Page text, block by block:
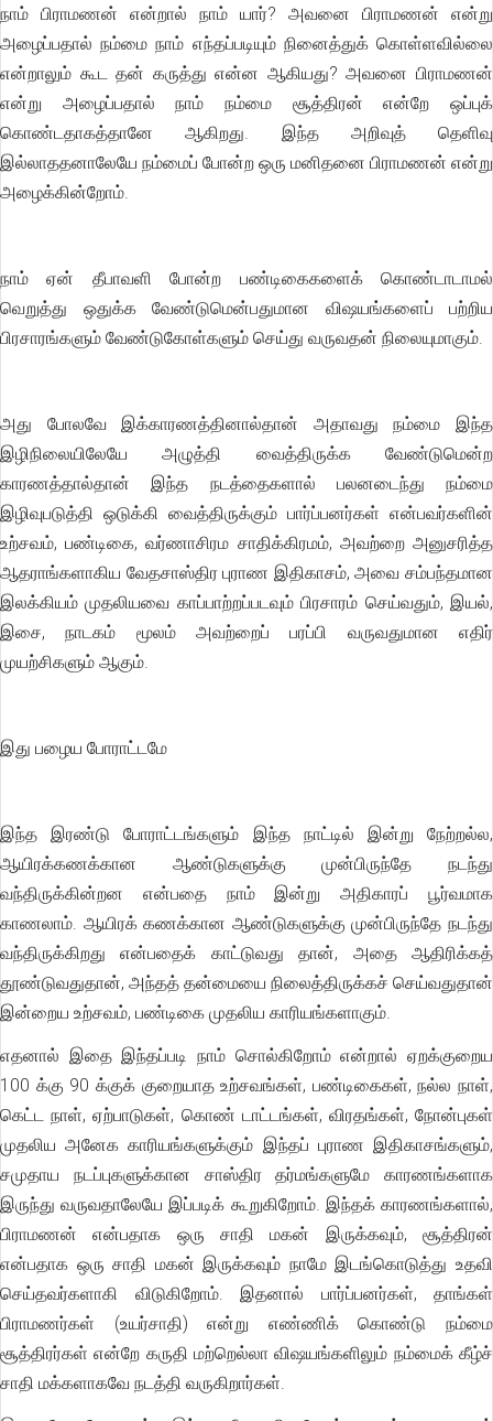
நாம் பிராமணன் என்றால் நாம் யார்? அவனை பிராமணன் என்று
அழைப்பதால் நம்மை நாம் எந்தப்படியும் நினைத்துக் கொள்ளவில்லை
என்றாலும் கூட தன் கருத்து என்ன ஆகியது? அவனை பிராமணன்
என்று அழைப்பதால் நாம் நம்மை சூத்திரன் என்றே ஒப்புக்
கொண்டதாகத்தானே ஆகிறது. இந்த அறிவுத் தெளிவு
இல்லாததனாலேயே நம்மைப் போன்ற ஒரு மனிதனை பிராமணன் என்று
அழைக்கின்றோம்.
நாம் ஏன் தீபாவளி போன்ற பண்டிகைகளைக் கொண்டாடாமல்
வெறுத்து ஒதுக்க வேண்டுமென்பதுமான விஷயங்களைப் பற்றிய
பிரசாரங்களும் வேண்டுகோள்களும் செய்து வருவதன் நிலையுமாகும்.
அது போலவே இக்காரணத்தினால்தான் அதாவது நம்மை இந்த
இழிநிலையிலேயே அழுத்தி வைத்திருக்க வேண்டுமென்ற
காரணத்தால்தான் இந்த நடத்தைகளால் பலனடைந்து நம்மை
இழிவுபடுத்தி ஒடுக்கி வைத்திருக்கும் பார்ப்பனர்கள் என்பவர்களின்
உற்சவம், பண்டிகை, வர்ணாசிரம சாதிக்கிரமம், அவற்றை அனுசரித்த
ஆதராங்களாகிய வேதசாஸ்திர புராண இதிகாசம், அவை சம்பந்தமான
இலக்கியம் முதலியவை காப்பாற்றப்படவும் பிரசாரம் செய்வதும், இயல்,
இசை, நாடகம் மூலம் அவற்றைப் பரப்பி வருவதுமான எதிர்
முயற்சிகளும் ஆகும்.
இது பழைய போராட்டமே
இந்த இரண்டு போராட்டங்களும் இந்த நாட்டில் இன்று நேற்றல்ல,
ஆயிரக்கணக்கான ஆண்டுகளுக்கு முன்பிருந்தே நடந்து
வந்திருக்கின்றன என்பதை நாம் இன்று அதிகாரப் பூர்வமாக
காணலாம். ஆயிரக் கணக்கான ஆண்டுகளுக்கு முன்பிருந்தே நடந்து
வந்திருக்கிறது என்பதைக் காட்டுவது தான், அதை ஆதிரிக்கத்
தூண்டுவதுதான், அந்தத் தன்மையை நிலைத்திருக்கச் செய்வதுதான்
இன்றைய உற்சவம், பண்டிகை முதலிய காரியங்களாகும்.
எதனால் இதை இந்தப்படி நாம் சொல்கிறோம் என்றால் ஏறக்குறைய
100 க்கு 90 க்குக் குறையாத உற்சவங்கள், பண்டிகைகள், நல்ல நாள்,
கெட்ட நாள், ஏற்பாடுகள், கொண் டாட்டங்கள், விரதங்கள், நோன்புகள்
முதலிய அனேக காரியங்களுக்கும் இந்தப் புராண இதிகாசங்களும்,
சமுதாய நடப்புகளுக்கான சாஸ்திர தர்மங்களுமே காரணங்களாக
இருந்து வருவதாலேயே இப்படிக் கூறுகிறோம். இந்தக் காரணங்களால்,
பிராமணன் என்பதாக ஒரு சாதி மகன் இருக்கவும், சூத்திரன்
என்பதாக ஒரு சாதி மகன் இருக்கவும் நாமே இடங்கொடுத்து உதவி
செய்தவர்களாகி விடுகிறோம். இதனால் பார்ப்பனர்கள், தாங்கள்
பிராமணர்கள் (உயர்சாதி) என்று எண்ணிக் கொண்டு நம்மை
சூத்திரர்கள் என்றே கருதி மற்றெல்லா விஷயங்களிலும் நம்மைக் கீழ்ச்
சாதி மக்களாகவே நடத்தி வருகிறார்கள்.